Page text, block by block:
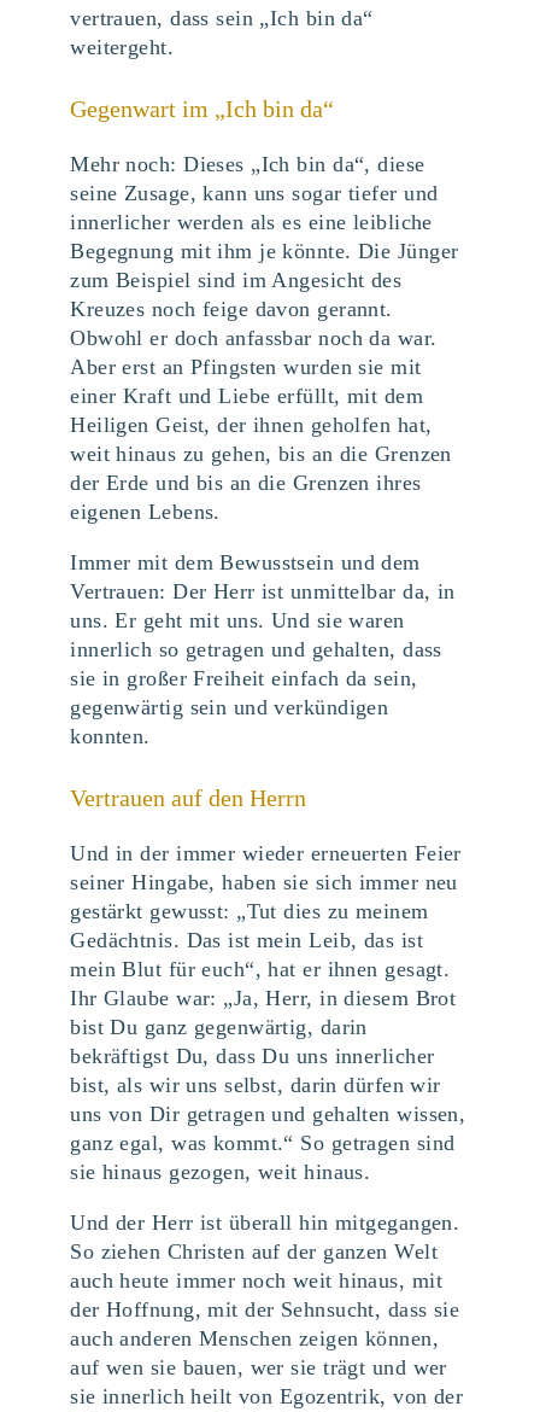
vertrauen, dass sein „Ich bin da“
weitergeht.
Gegenwart im „Ich bin da“
Mehr noch: Dieses „Ich bin da“, diese
seine Zusage, kann uns sogar tiefer und
innerlicher werden als es eine leibliche
Begegnung mit ihm je könnte. Die Jünger
zum Beispiel sind im Angesicht des
Kreuzes noch feige davon gerannt.
Obwohl er doch anfassbar noch da war.
Aber erst an Pfingsten wurden sie mit
einer Kraft und Liebe erfüllt, mit dem
Heiligen Geist, der ihnen geholfen hat,
weit hinaus zu gehen, bis an die Grenzen
der Erde und bis an die Grenzen ihres
eigenen Lebens.
Immer mit dem Bewusstsein und dem
Vertrauen: Der Herr ist unmittelbar da, in
uns. Er geht mit uns. Und sie waren
innerlich so getragen und gehalten, dass
sie in großer Freiheit einfach da sein,
gegenwärtig sein und verkündigen
konnten.
Vertrauen auf den Herrn
Und in der immer wieder erneuerten Feier
seiner Hingabe, haben sie sich immer neu
gestärkt gewusst: „Tut dies zu meinem
Gedächtnis. Das ist mein Leib, das ist
mein Blut für euch“, hat er ihnen gesagt.
Ihr Glaube war: „Ja, Herr, in diesem Brot
bist Du ganz gegenwärtig, darin
bekräftigst Du, dass Du uns innerlicher
bist, als wir uns selbst, darin dürfen wir
uns von Dir getragen und gehalten wissen,
ganz egal, was kommt.“ So getragen sind
sie hinaus gezogen, weit hinaus.
Und der Herr ist überall hin mitgegangen.
So ziehen Christen auf der ganzen Welt
auch heute immer noch weit hinaus, mit
der Hoffnung, mit der Sehnsucht, dass sie
auch anderen Menschen zeigen können,
auf wen sie bauen, wer sie trägt und wer
sie innerlich heilt von Egozentrik, von der